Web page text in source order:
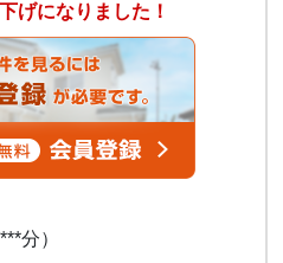
げになりました！
分）